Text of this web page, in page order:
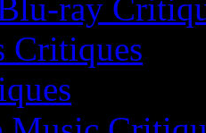
ray
Critiques